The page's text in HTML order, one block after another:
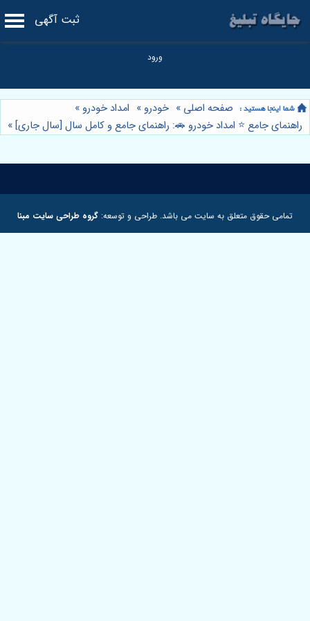
ثبت آگهی
صفحه اصلی » خودرو » امداد خودرو »
راهنمای جامع ⭐️ امداد خودرو 🚗: راهنمای جامع و کامل سال [سال جاری]»
تمامی حقوق متعلق به سایت می باشد. طراحی و توسعه: گروه طراحی سایت مبنا